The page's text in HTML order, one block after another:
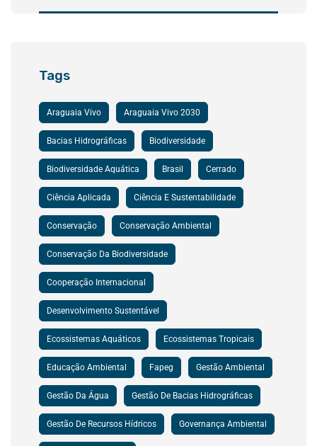
Tags
Araguaia Vivo Araguaia Vivo 2030
Bacias Hidrográficas Biodiversidade
Biodiversidade Aquática Brasil Cerrado
Ciência Aplicada Ciência E Sustentabilidade
Conservação Conservação Ambiental
Conservação Da Biodiversidade
Cooperação Internacional
Desenvolvimento Sustentável
Ecossistemas Aquáticos Ecossistemas Tropicais
Educação Ambiental Fapeg Gestão Ambiental
Gestão Da Água Gestão De Bacias Hidrográficas
Gestão De Recursos Hídricos Governança Ambiental